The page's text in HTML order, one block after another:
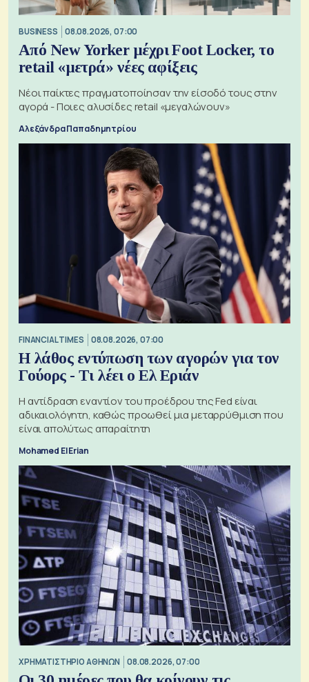
BUSINESS 08.08.2026, 07:00
Από New Yorker μέχρι Foot Locker, το
retail «μετρά» νέες αφίξεις
Νέοι παίκτες πραγματοποίησαν την είσοδό τους στην
αγορά - Ποιες αλυσίδες retail «μεγαλώνουν»
Αλεξάνδρα Παπαδημητρίου
FINANCIAL TIMES 08.08.2026, 07:00
Η λάθος εντύπωση των αγορών για τον
Γούορς - Τι λέει ο Ελ Εριάν
Η αντίδραση εναντίον του προέδρου της Fed είναι
αδικαιολόγητη, καθώς προωθεί μια μεταρρύθμιση που
είναι απολύτως απαραίτητη
Mohamed El Erian
XΡΗΜΑΤΙΣΤΗΡΙΟ ΑΘΗΝΩΝ 08.08.2026, 07:00